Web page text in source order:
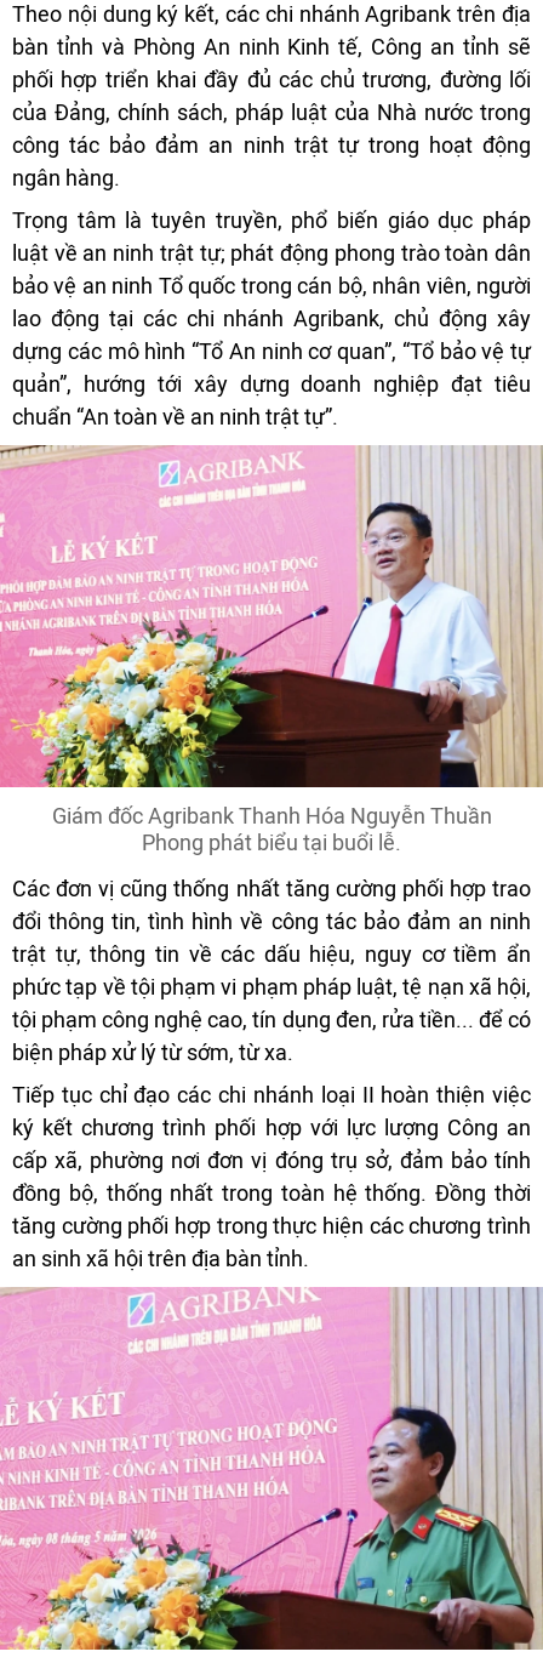
Theo nội dung ký kết, các chi nhánh Agribank trên địa
bàn tỉnh và Phòng An ninh Kinh tế, Công an tỉnh sẽ
phối hợp triển khai đầy đủ các chủ trương, đường lối
của Đảng, chính sách, pháp luật của Nhà nước trong
công tác bảo đảm an ninh trật tự trong hoạt động
ngân hàng.
Trọng tâm là tuyên truyền, phổ biến giáo dục pháp
luật về an ninh trật tự; phát động phong trào toàn dân
bảo vệ an ninh Tổ quốc trong cán bộ, nhân viên, người
lao động tại các chi nhánh Agribank, chủ động xây
dựng các mô hình “Tổ An ninh cơ quan”, “Tổ bảo vệ tự
quản”, hướng tới xây dựng doanh nghiệp đạt tiêu
chuẩn “An toàn về an ninh trật tự”.
Giám đốc Agribank Thanh Hóa Nguyễn Thuần
Phong phát biểu tại buổi lễ.
Các đơn vị cũng thống nhất tăng cường phối hợp trao
đổi thông tin, tình hình về công tác bảo đảm an ninh
trật tự, thông tin về các dấu hiệu, nguy cơ tiềm ẩn
phức tạp về tội phạm vi phạm pháp luật, tệ nạn xã hội,
tội phạm công nghệ cao, tín dụng đen, rửa tiền... để có
biện pháp xử lý từ sớm, từ xa.
Tiếp tục chỉ đạo các chi nhánh loại II hoàn thiện việc
ký kết chương trình phối hợp với lực lượng Công an
cấp xã, phường nơi đơn vị đóng trụ sở, đảm bảo tính
đồng bộ, thống nhất trong toàn hệ thống. Đồng thời
tăng cường phối hợp trong thực hiện các chương trình
an sinh xã hội trên địa bàn tỉnh.